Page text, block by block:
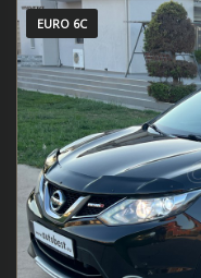
EURO 6C